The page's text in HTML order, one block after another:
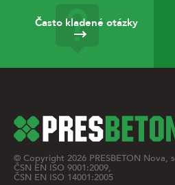
Často kladené otázky
© Copyright 2026 PRESBETON Nova,
ČSN EN ISO 9001:2009,
ČSN EN ISO 14001:2005